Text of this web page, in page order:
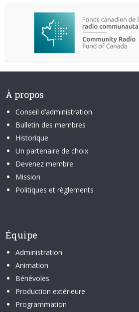
À propos
Conseil d’administration
Bulletin des membres
Historique
Un partenaire de choix
Devenez membre
Mission
Politiques et règlements
Équipe
Administration
Animation
Bénévoles
Production extérieure
Programmation